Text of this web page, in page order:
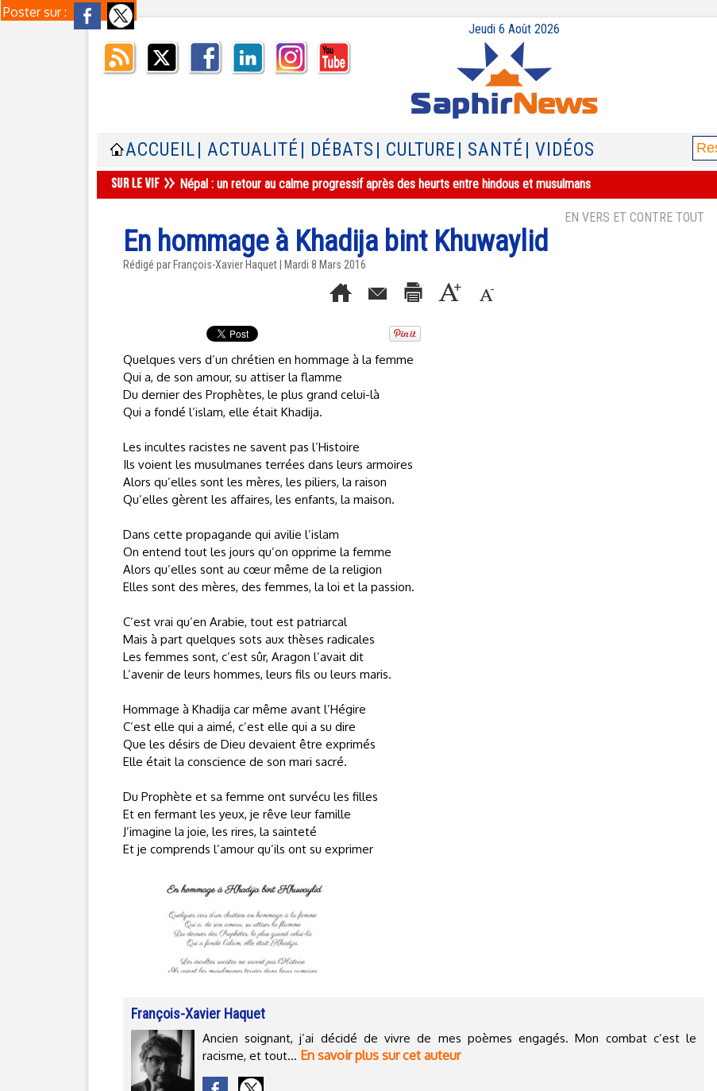
Poster sur :
Jeudi 6 Août 2026
ACCUEIL | ACTUALITÉ | DÉBATS | CULTURE | SANTÉ | VIDÉOS
Népal : un retour au calme progressif après des heurts entre hindous et musulmans
EN VERS ET CONTRE TOUT
En hommage à Khadija bint Khuwaylid
Rédigé par François-Xavier Haquet | Mardi 8 Mars 2016
Quelques vers d’un chrétien en hommage à la femme
Qui a, de son amour, su attiser la flamme
Du dernier des Prophètes, le plus grand celui-là
Qui a fondé l’islam, elle était Khadija.
Les incultes racistes ne savent pas l’Histoire
Ils voient les musulmanes terrées dans leurs armoires
Alors qu’elles sont les mères, les piliers, la raison
Qu’elles gèrent les affaires, les enfants, la maison.
Dans cette propagande qui avilie l’islam
On entend tout les jours qu’on opprime la femme
Alors qu’elles sont au cœur même de la religion
Elles sont des mères, des femmes, la loi et la passion.
C’est vrai qu’en Arabie, tout est patriarcal
Mais à part quelques sots aux thèses radicales
Les femmes sont, c’est sûr, Aragon l’avait dit
L’avenir de leurs hommes, leurs fils ou leurs maris.
Hommage à Khadija car même avant l’Hégire
C’est elle qui a aimé, c’est elle qui a su dire
Que les désirs de Dieu devaient être exprimés
Elle était la conscience de son mari sacré.
Du Prophète et sa femme ont survécu les filles
Et en fermant les yeux, je rêve leur famille
J’imagine la joie, les rires, la sainteté
Et je comprends l’amour qu’ils ont su exprimer
François-Xavier Haquet
Ancien soignant, j’ai décidé de vivre de mes poèmes engagés. Mon combat c’est le
racisme, et tout... En savoir plus sur cet auteur